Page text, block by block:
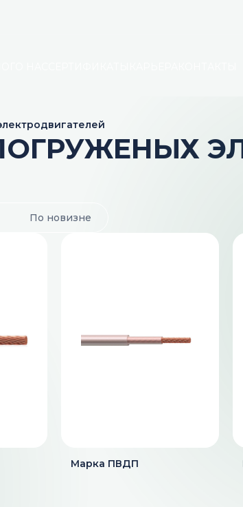
По новизне
Марка ПВДП